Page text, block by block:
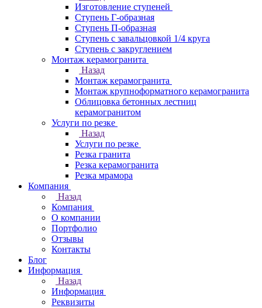
Изготовление ступеней
Ступень Г-образная
Ступень П-образная
Ступень с завальцовкой 1/4 круга
Ступень с закруглением
Монтаж керамогранита
Назад
Монтаж керамогранита
Монтаж крупноформатного керамогранита
Облицовка бетонных лестниц
керамогранитом
Услуги по резке
Назад
Услуги по резке
Резка гранита
Резка керамогранита
Резка мрамора
Компания
Назад
Компания
О компании
Портфолио
Отзывы
Контакты
Блог
Информация
Назад
Информация
Реквизиты